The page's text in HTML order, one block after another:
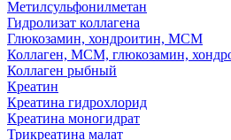
Метилсульфонилметан
Гидролизат коллагена
Глюкозамин, хондроитин, МСМ
Коллаген, МСМ, глюкозамин,
Коллаген рыбный
Креатин
Креатина гидрохлорид
Креатина моногидрат
Трикреатина малат